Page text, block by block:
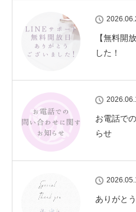
【無料開
した！
お電話で
らせ
ありがと